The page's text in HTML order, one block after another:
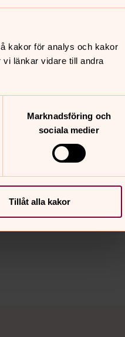
kakor för analys och kakor
länkar vidare till andra
Marknadsföring och
sociala medier
Tillåt alla kakor